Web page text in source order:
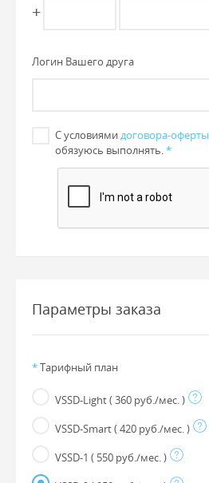
+
Логин Вашего друга
С условиями договора-оферты
обязуюсь выполнять.*
Параметры заказа
*Тарифный план
VSSD-Light( 360 руб./мес. )
VSSD-Smart( 420 руб./мес. )
VSSD-1 ( 550 руб./мес. )